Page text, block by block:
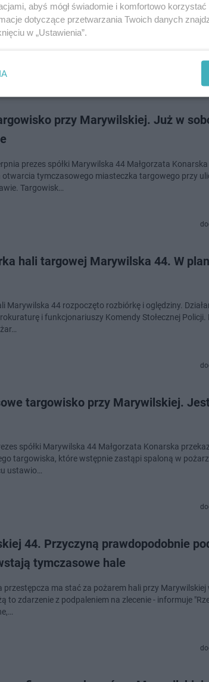
pożarze Marywilska 44 próbuje zacząć swoje
ruszyło w tym miejscu tymczasowe miasteczko
przy Marywilskiej. Już w
prezes spółki Marywilska 44 Małgorzata Konarska
tymczasowego miasteczka targowego przy
Targowisk…
hali targowej Marywilska 44. W
Marywilska 44 rozpoczęto rozbiórkę i oględziny.
i funkcjonariuszy Komendy Stołecznej Policji.
targowisko przy Marywilskiej.
spółki Marywilska 44 Małgorzata Konarska
targowiska, które wstępnie zastąpi spaloną w
ustawio…
44. Przyczyną prawdopodobnie
tymczasowe hale
ma stać za pożarem hali przy Marywilskiej
to zdarzenie z podpaleniem na zlecenie - informuje
abyś mógł świadomie i komfortowo
dotyczące przetwarzania Twoich danych
w „Ustawienia”.